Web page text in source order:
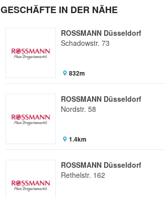
GESCHÄFTE IN DER NÄHE
ROSSMANN Düsseldorf
Schadowstr. 73
832m
ROSSMANN Düsseldorf
Nordstr. 58
1.4km
ROSSMANN Düsseldorf
Rethelstr. 162